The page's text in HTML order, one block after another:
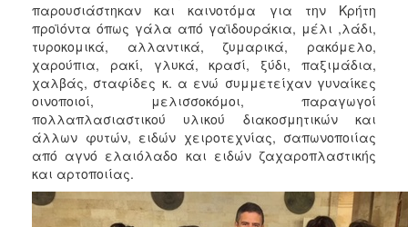
παρουσιάστηκαν και καινοτόμα για την Κρήτη
προϊόντα όπως γάλα από γαϊδουράκια, μέλι ,λάδι,
τυροκομικά, αλλαντικά, ζυμαρικά, ρακόμελο,
χαρούπια, ρακί, γλυκά, κρασί, ξύδι, παξιμάδια,
χαλβάς, σταφίδες κ. α ενώ συμμετείχαν γυναίκες
οινοποιοί, μελισσοκόμοι, παραγωγοί
πολλαπλασιαστικού υλικού διακοσμητικών και
άλλων φυτών, ειδών χειροτεχνίας, σαπωνοποιίας
από αγνό ελαιόλαδο και ειδών ζαχαροπλαστικής
και αρτοποιίας.